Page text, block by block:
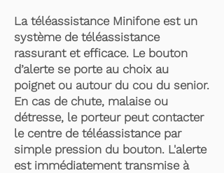
La téléassistance Minifone est un
système de téléassistance
rassurant et efficace. Le bouton
d’alerte se porte au choix au
poignet ou autour du cou du senior.
En cas de chute, malaise ou
détresse, le porteur peut contacter
le centre de téléassistance par
simple pression du bouton. L'alerte
est immédiatement transmise à